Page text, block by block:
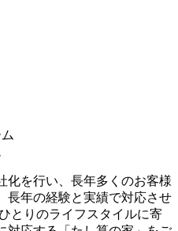
化を行い、長年多くのお客様
長年の経験と実績で対応させ
とりのライフスタイルに寄